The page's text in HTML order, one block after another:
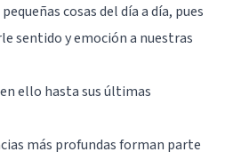
cosas del día a día, pues
sentido y emoción a nuestras
ello hasta sus últimas
más profundas forman parte